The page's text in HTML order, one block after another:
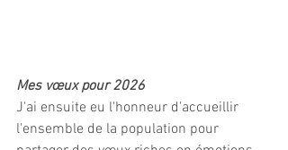
Mes vœux pour 2026
J'ai ensuite eu l'honneur d'accueillir
l'ensemble de la population pour